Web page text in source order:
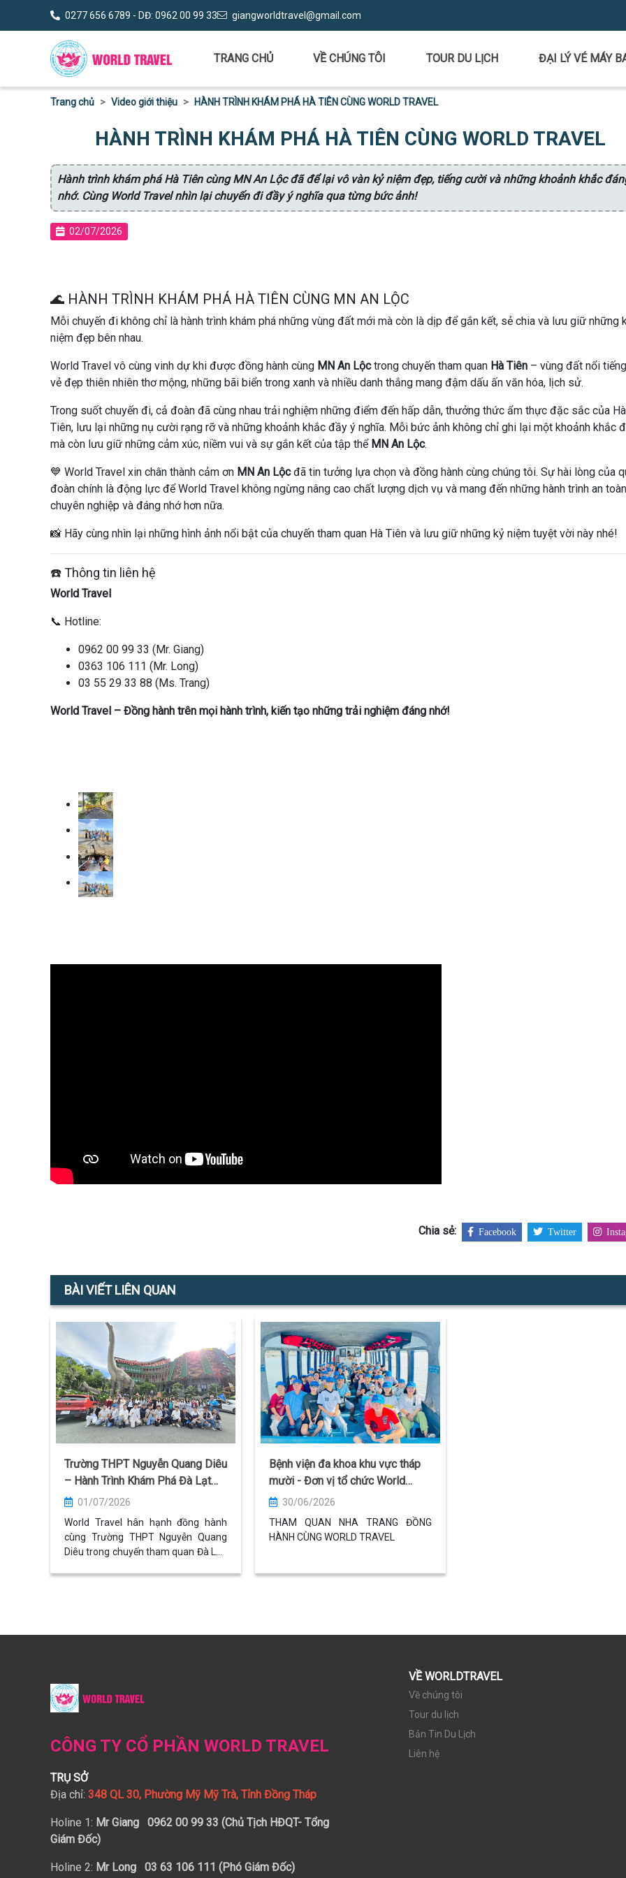
0277 656 6789 - DĐ: 0962 00 99 33 giangworldtravel@gmail.com
TRANG CHỦ VỀ CHÚNG TÔI TOUR DU LỊCH ĐẠI LÝ VÉ MÁY
Trang chủ Video giới thiệu HÀNH TRÌNH KHÁM PHÁ HÀ TIÊN CÙNG WORLD TRAVEL
HÀNH TRÌNH KHÁM PHÁ HÀ TIÊN CÙNG WORLD TRAVEL
Hành trình khám phá Hà Tiên cùng MN An Lộc đã để lại vô vàn kỷ niệm đẹp, tiếng cười và những khoảnh khắc
nhớ. Cùng World Travel nhìn lại chuyến đi đầy ý nghĩa qua từng bức ảnh!
02/07/2026
🌊 HÀNH TRÌNH KHÁM PHÁ HÀ TIÊN CÙNG MN AN LỘC
Mỗi chuyến đi không chỉ là hành trình khám phá những vùng đất mới mà còn là dịp để gắn kết, sẻ chia và lưu giữ những
niệm đẹp bên nhau.
World Travel vô cùng vinh dự khi được đồng hành cùng MN An Lộctrong chuyến tham quan Hà Tiên – vùng đất nổi
vẻ đẹp thiên nhiên thơ mộng, những bãi biển trong xanh và nhiều danh thắng mang đậm dấu ấn văn hóa, lịch sử.
Trong suốt chuyến đi, cả đoàn đã cùng nhau trải nghiệm những điểm đến hấp dẫn, thưởng thức ẩm thực đặc sắc của Hà
Tiên, lưu lại những nụ cười rạng rỡ và những khoảnh khắc đầy ý nghĩa. Mỗi bức ảnh không chỉ ghi lại một khoảnh khắc
mà còn lưu giữ những cảm xúc, niềm vui và sự gắn kết của tập thể MN An Lộc.
💙 World Travel xin chân thành cảm ơn MN An Lộcđã tin tưởng lựa chọn và đồng hành cùng chúng tôi. Sự hài lòng của
đoàn chính là động lực để World Travel không ngừng nâng cao chất lượng dịch vụ và mang đến những hành trình an
chuyên nghiệp và đáng nhớ hơn nữa.
📸 Hãy cùng nhìn lại những hình ảnh nổi bật của chuyến tham quan Hà Tiên và lưu giữ những kỷ niệm tuyệt vời này nhé!
☎️ Thông tin liên hệ
World Travel
📞 Hotline:
0962 00 99 33 (Mr. Giang)
0363 106 111 (Mr. Long)
03 55 29 33 88 (Ms. Trang)
World Travel – Đồng hành trên mọi hành trình, kiến tạo những trải nghiệm đáng nhớ!
Chia sẻ: Facebook Twitter
BÀI VIẾT LIÊN QUAN
Trường THPT Nguyễn Quang Diêu
– Hành Trình Khám Phá Đà Lạt
Đầy Kỷ Niệm Cùng World Travel
01/07/2026
World Travel hân hạnh đồng hành
cùng Trường THPT Nguyễn Quang
Diêu trong chuyến tham quan Đà Lạt.
Bệnh viện đa khoa khu vực tháp
mười - Đơn vị tổ chức World
Travel30/06/2026
THAM QUAN NHA TRANG ĐỒNG
HÀNH CÙNG WORLD TRAVEL
CÔNG TY CỔ PHẦN WORLD TRAVEL
TRỤ SỞ
Địa chỉ: 348 QL 30, Phường Mỹ Mỹ Trà, Tỉnh Đồng Tháp
Holine 1: Mr Giang 0962 00 99 33 (Chủ Tịch HĐQT- Tổng
Giám Đốc)
Holine 2: Mr Long 03 63 106 111 (Phó Giám Đốc)
VỀ WORLDTRAVEL
Về chúng tôi
Tour du lịch
Bản Tin Du Lịch
Liên hệ